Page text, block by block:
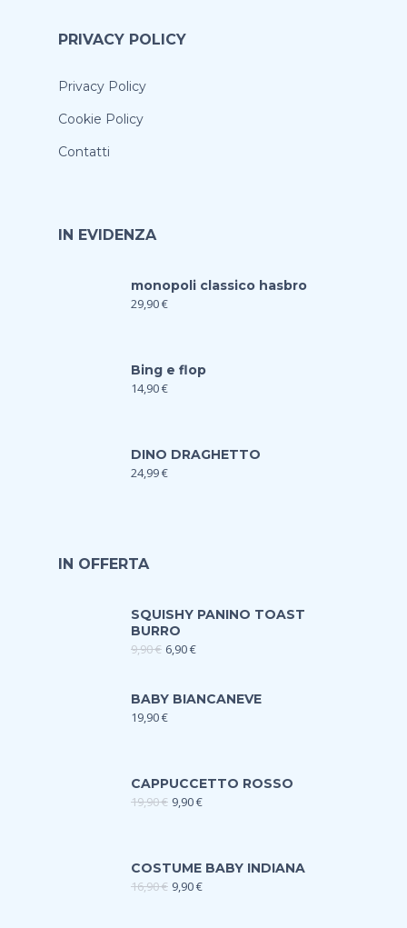
PRIVACY POLICY
Privacy Policy
Cookie Policy
Contatti
IN EVIDENZA
monopoli classico hasbro
29,90€
Bing e flop
14,90€
DINO DRAGHETTO
24,99€
IN OFFERTA
SQUISHY PANINO TOAST
BURRO
9,90€ 6,90€
BABY BIANCANEVE
19,90€
CAPPUCCETTO ROSSO
19,90€ 9,90€
COSTUME BABY INDIANA
16,90€ 9,90€